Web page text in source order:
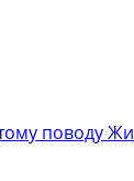
поводу